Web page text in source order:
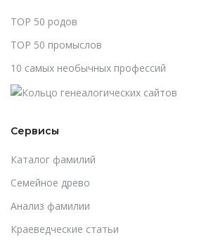
TOP 50 родов
TOP 50 промыслов
10 самых необычных профессий
Сервисы
Каталог фамилий
Cемейное древо
Анализ фамилии
Краеведческие статьи